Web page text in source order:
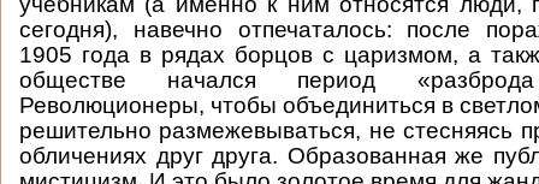
сегодня), навечно отпечаталось: после
1905 года в рядах борцов с царизмом, а
обществе начался период
Революционеры, чтобы объединиться в
решительно размежевываться, не стесняясь
обличениях друг друга. Образованная же